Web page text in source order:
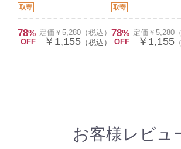
取寄
78%
OFF
定価￥5,280（税込）
￥1,155 （税込）
取寄
78%
OFF
定価￥5,280
￥1,155
お客様レビュ